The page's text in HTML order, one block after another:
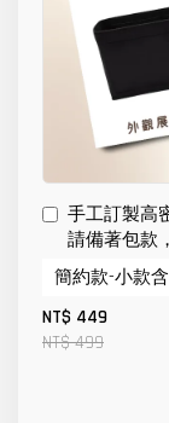
手工訂製高
請備著包款
NT$ 449
NT$ 499